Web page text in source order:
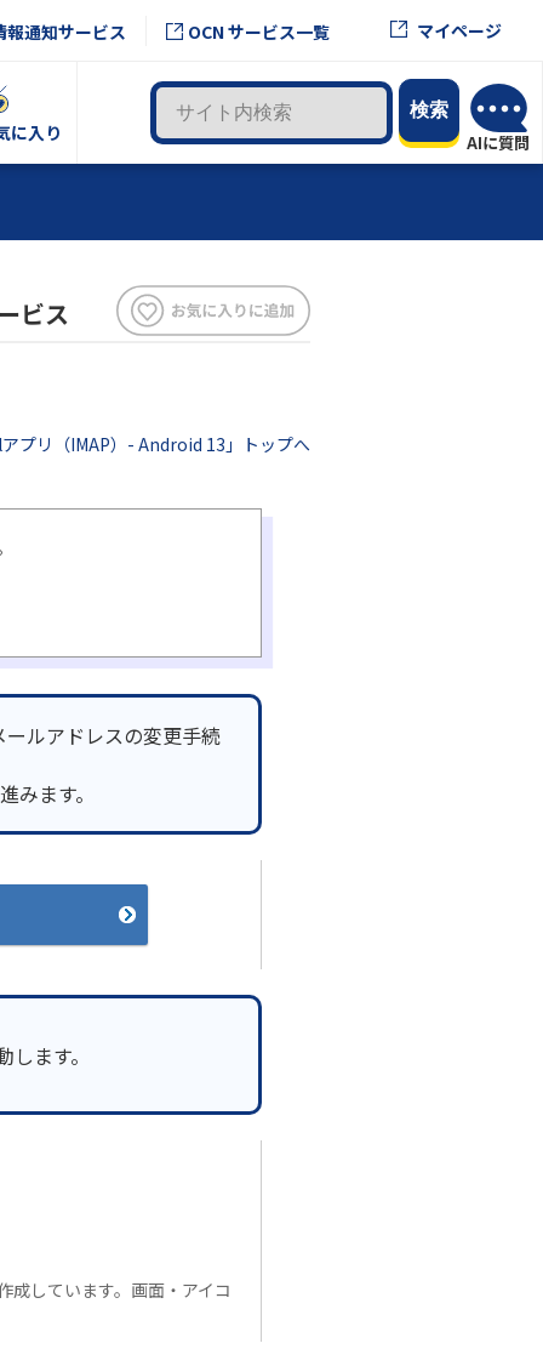
報通知サービス OCN サービス一覧 マイページ
に入り
ビス
プリ（IMAP）- Android 13」トップへ
ルアドレスの変更手続
みます。
ます。
しています。画面・アイコ